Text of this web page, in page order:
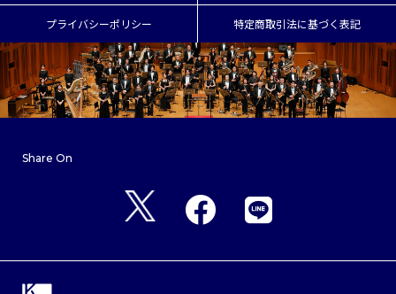
プライバシーポリシー 特定商取引法に基づく表記
Share On